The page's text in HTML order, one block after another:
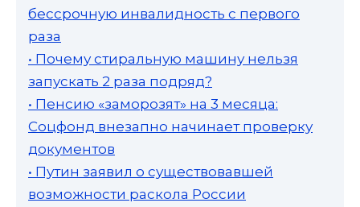
бессрочную инвалидность с первого
раза
• Почему стиральную машину нельзя
запускать 2 раза подряд?
• Пенсию «заморозят» на 3 месяца:
Соцфонд внезапно начинает проверку
документов
• Путин заявил о существовавшей
возможности раскола России